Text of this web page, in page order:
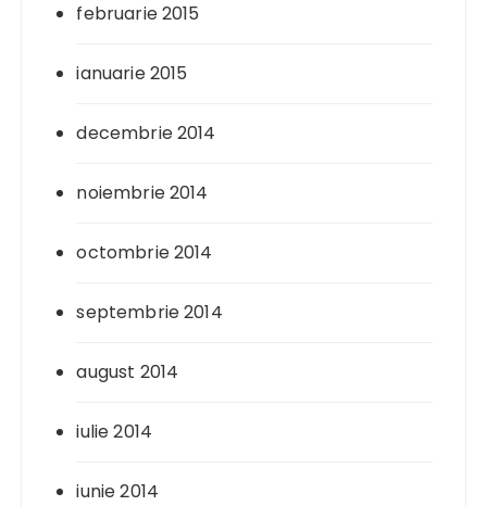
februarie 2015
ianuarie 2015
decembrie 2014
noiembrie 2014
octombrie 2014
septembrie 2014
august 2014
iulie 2014
iunie 2014